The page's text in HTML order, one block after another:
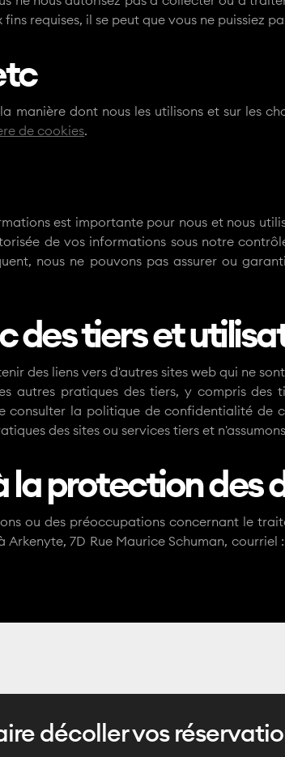
requises, il se peut que vous ne puissiez
manière dont nous les utilisons et sur les
de cookies.
est importante pour nous et nous
de vos informations sous notre
nous ne pouvons pas assurer ou
des tiers et
des liens vers d'autres sites web qui ne
autres pratiques des tiers, y compris des
consulter la politique de confidentialité de
des sites ou services tiers et
la protection des
ou des préoccupations concernant le
Arkenyte, 7D Rue Maurice Schuman,
décoller vos